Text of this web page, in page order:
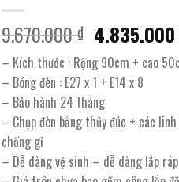
9.670.000₫ Giá
gốc
là:
9.670.000 ₫.
– Kích thước : Rộng 90cm + cao
– Bóng đèn : E27 x 1 + E14 x 8
– Bảo hành 24 tháng
– Chụp đèn bằng thủy đúc + các
chống gỉ
– Dễ dàng vệ sinh – dễ dàng lắp ráp